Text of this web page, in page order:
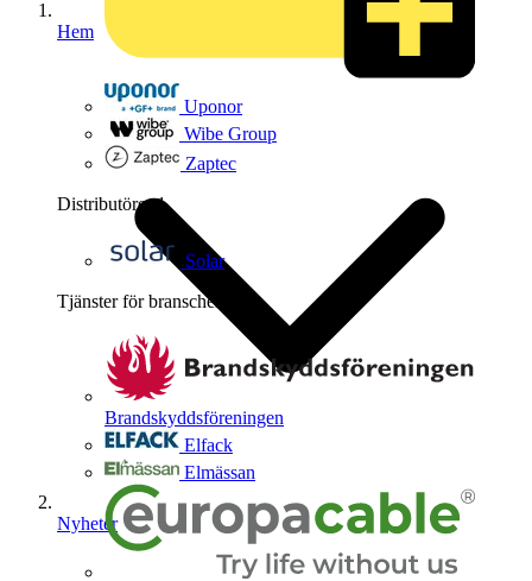
Uponor
Wibe Group
Zaptec
Distributörer 1
Solar
Tjänster för branschen
Brandskyddsföreningen
Elfack
Elmässan
Hem
Nyheter